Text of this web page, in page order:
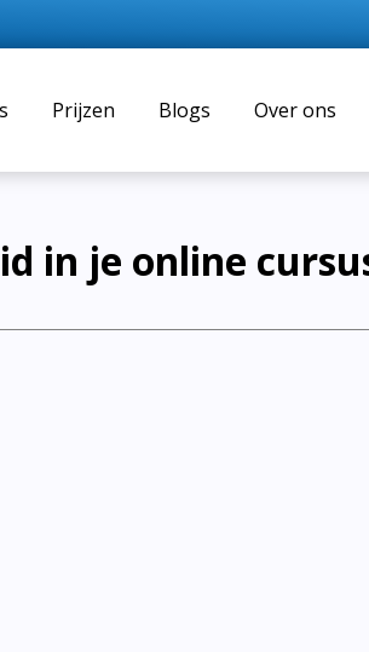
Prijzen Blogs Over ons
in je online